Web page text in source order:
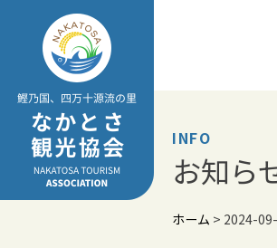
content
INFO
お知ら
ホーム > 2024-